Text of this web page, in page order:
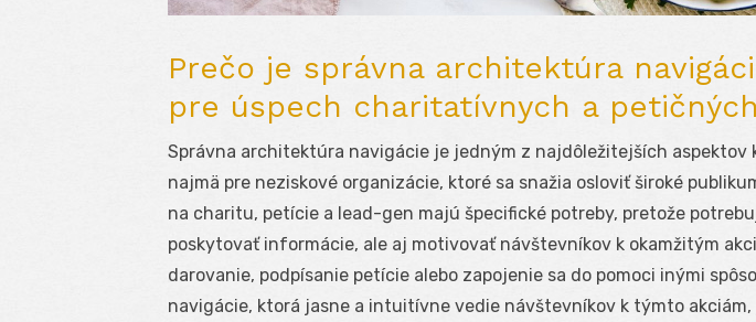
Prečo je správna architektúra
pre úspech charitatívnych a
Správna architektúra navigácie je jedným z najdôležitejších aspektov
najmä pre neziskové organizácie, ktoré sa snažia osloviť široké
na charitu, petície a lead-gen majú špecifické potreby, pretože
poskytovať informácie, ale aj motivovať návštevníkov k okamžitým
darovanie, podpísanie petície alebo zapojenie sa do pomoci inými
navigácie, ktorá jasne a intuitívne vedie návštevníkov k týmto akciám,